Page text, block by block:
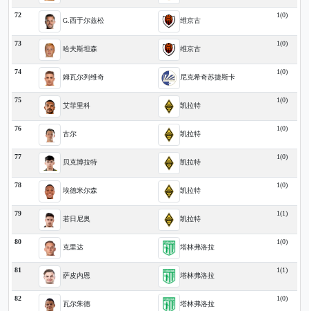
72
G.西于尔兹松 维京古
1(0)
73
哈夫斯坦森 维京古
1(0)
74
姆瓦尔列维奇 尼克希奇苏捷斯卡
1(0)
75
艾菲里科 凯拉特
1(0)
76
古尔 凯拉特
1(0)
77
贝克博拉特 凯拉特
1(0)
78
埃德米尔森 凯拉特
1(0)
79
若日尼奥 凯拉特
1(1)
80
克里达 塔林弗洛拉
1(0)
81
萨皮内恩 塔林弗洛拉
1(1)
82
瓦尔朱德 塔林弗洛拉
1(0)